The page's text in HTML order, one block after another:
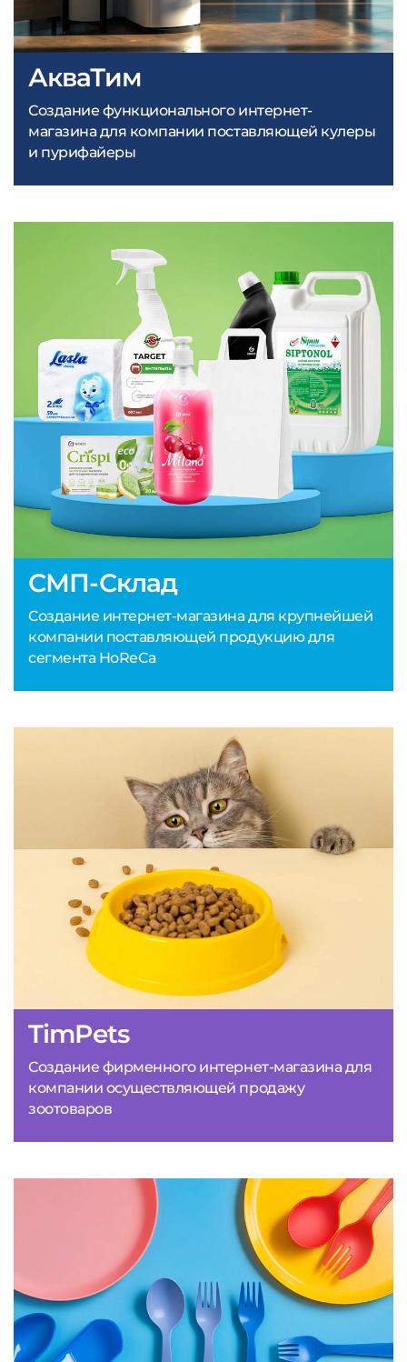
СМП-Склад
Создание интернет-магазина для крупнейшей
компании поставляющей продукцию для
сегмента HoReCa
АкваТим
Создание функционального интернет-
магазина для компании поставляющей кулеры
и пурифайеры
TimPets
Создание фирменного интернет-магазина для
компании осуществляющей продажу
зоотоваров